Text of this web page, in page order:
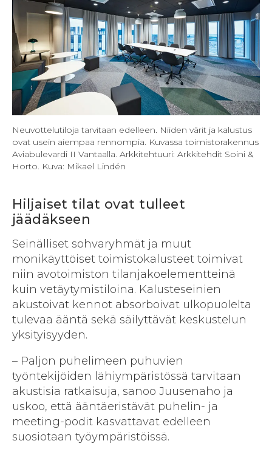
Neuvottelutiloja tarvitaan edelleen. Niiden värit ja kalustus
ovat usein aiempaa rennompia. Kuvassa toimistorakennus
Aviabulevardi II Vantaalla. Arkkitehtuuri: Arkkitehdit Soini &
Horto. Kuva: Mikael Lindén
Hiljaiset tilat ovat tulleet
jäädäkseen
Seinälliset sohvaryhmät ja muut
monikäyttöiset toimistokalusteet toimivat
niin avotoimiston tilanjakoelementteinä
kuin vetäytymistiloina. Kalusteseinien
akustoivat kennot absorboivat ulkopuolelta
tulevaa ääntä sekä säilyttävät keskustelun
yksityisyyden.
– Paljon puhelimeen puhuvien
työntekijöiden lähiympäristössä tarvitaan
akustisia ratkaisuja, sanoo Juusenaho ja
uskoo, että ääntäeristävät puhelin- ja
meeting-podit kasvattavat edelleen
suosiotaan työympäristöissä.